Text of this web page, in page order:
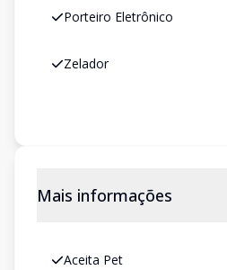
Porteiro Eletrônico
Zelador
Mais informações
Aceita Pet